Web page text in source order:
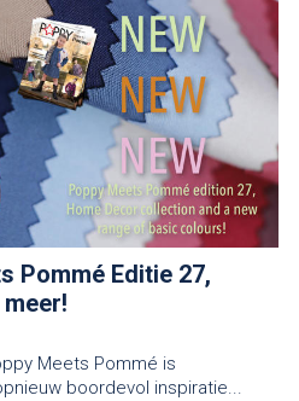
Pommé Editie 27,
Meets Pommé is
boordevol inspiratie...